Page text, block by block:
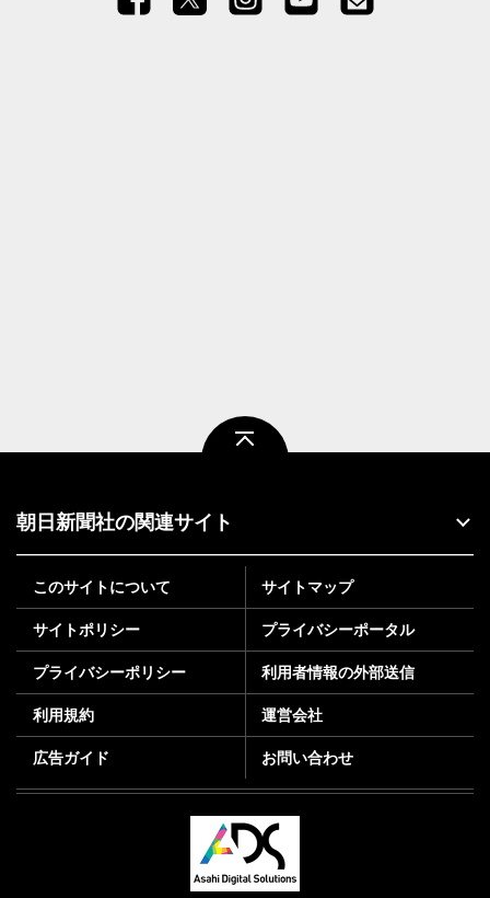
朝日新聞社の関連サイト
このサイトについて サイトマップ
サイトポリシー プライバシーポータル
プライバシーポリシー 利用者情報の外部送信
利用規約 運営会社
広告ガイド お問い合わせ